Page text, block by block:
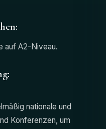
auf A2-Niveau.
nationale und
Konferenzen, um